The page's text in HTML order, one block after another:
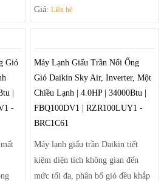
rộng
giúp điều tiết luồng gió ra khỏi
máy theo luồng tối ưu và trải rộng
để khí mát có thể đến tận những
góc phòng xa nhất.
Giá: Liên hệ
Gió
|
-
Máy Lạnh Giấu Trần Nối Ống
Gió Daikin Sky Air, Inverter, Một
Chiều Lạnh | 4.0HP | 34000Btu |
FBQ100DV1 | RZR100LUY1 -
BRC1C61
Máy lạnh giấu trần Daikin tiết
kiệm diện tích không gian đến
mức tối đa, phân bố gió đều khắp